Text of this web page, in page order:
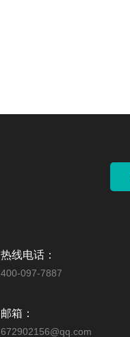
热线电话：
400-097-7887
邮箱：
672902156@qq.com